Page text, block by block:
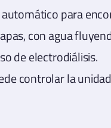
para
con agua
de electrodiálisis.
controlar la